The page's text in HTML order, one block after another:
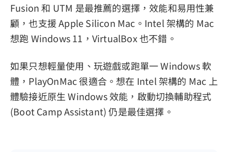
Fusion 和 UTM 是最推薦的選擇，效能和易用性兼
顧，也支援 Apple Silicon Mac。Intel 架構的 Mac
想跑 Windows 11，VirtualBox 也不錯。
如果只想輕量使用、玩遊戲或跑單一 Windows 軟
體，PlayOnMac 很適合。想在 Intel 架構的 Mac 上
體驗接近原生 Windows 效能，啟動切換輔助程式
(Boot Camp Assistant) 仍是最佳選擇。